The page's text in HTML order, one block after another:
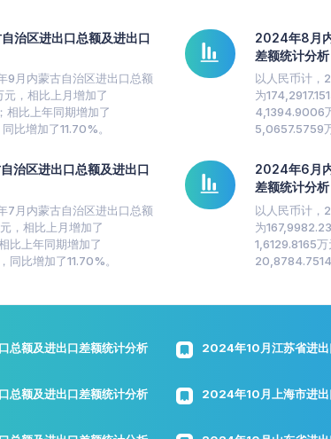
治区进出口总额及进出口
9月内蒙古自治区进出口总额
，相比上月增加了
比上年同期增加了
比增加了11.70%。
2024年8月
差额统计分析
以人民币计，
为
4,1394.9006
5,0657.5759
治区进出口总额及进出口
7月内蒙古自治区进出口总额
，相比上月增加了
比上年同期增加了
比增加了11.70%。
2024年6月
差额统计分析
以人民币计，
为
1,6129.8165
20,8784.7514
总额及进出口差额统计分析 2024年10月江苏省进出
总额及进出口差额统计分析 2024年10月上海市进出